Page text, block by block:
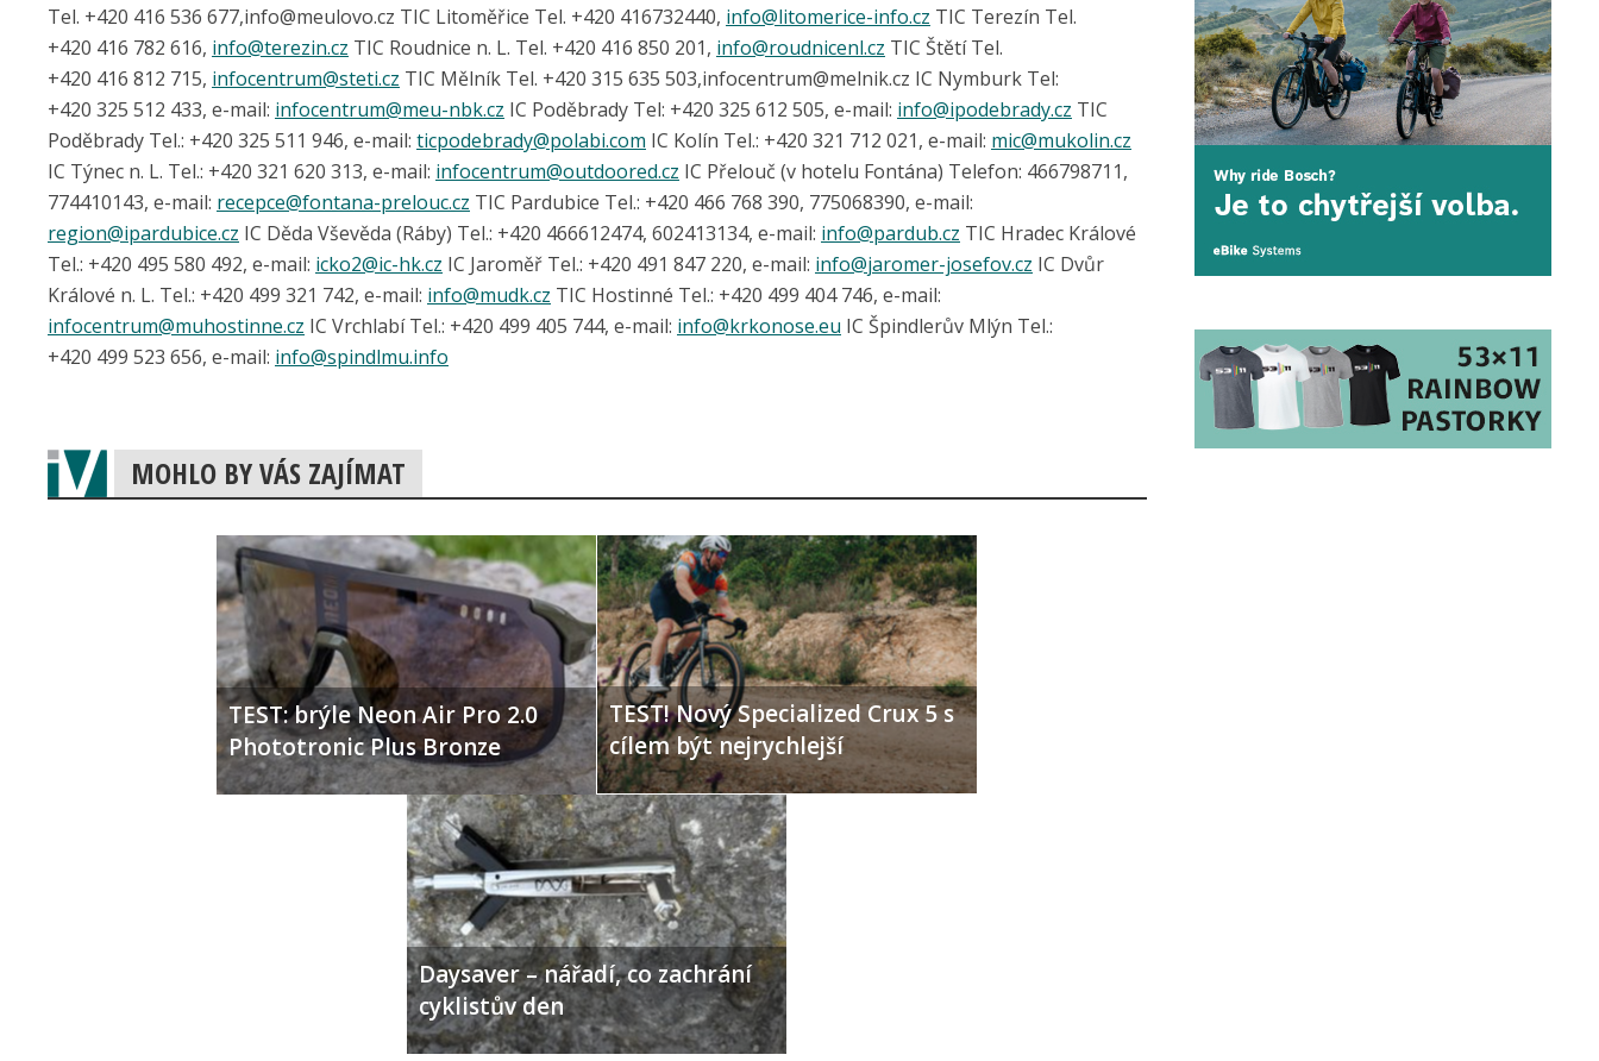
Tel. +420 416 536 6­77,info@meulo­vo.cz TIC Litoměřice Tel. +420 416732440, info@litomerice-info.cz TIC Terezín Tel.
+420 416 782 616, info@terezin.cz TIC Roudnice n. L. Tel. +420 416 850 201, info@roudnicenl.cz TIC Štětí Tel.
+420 416 812 715, infocentrum@steti.cz TIC Mělník Tel. +420 315 635 5­03,infocentrum@mel­nik.cz IC Nymburk Tel:
+420 325 512 433, e-mail: infocentrum@meu-nbk.cz IC Poděbrady Tel: +420 325 612 505, e-mail: info@ipodebrady.cz TIC
Poděbrady Tel.: +420 325 511 946, e-mail: ticpodebrady@polabi.com IC Kolín Tel.: +420 321 712 021, e-mail: mic@mukolin.cz
IC Týnec n. L. Tel.: +420 321 620 313, e-mail: infocentrum@outdoored.cz IC Přelouč (v hotelu Fontána) Telefon: 466798711,
774410143, e-mail: recepce@fontana-prelouc.cz TIC Pardubice Tel.: +420 466 768 390, 775068390, e-mail:
region@ipardubice.cz IC Děda Vševěda (Ráby) Tel.: +420 466612474, 602413134, e-mail: info@pardub.cz TIC Hradec Králové
Tel.: +420 495 580 492, e-mail: icko2@ic-hk.cz IC Jaroměř Tel.: +420 491 847 220, e-mail: info@jaromer-josefov.cz IC Dvůr
Králové n. L. Tel.: +420 499 321 742, e-mail: info@mudk.cz TIC Hostinné Tel.: +420 499 404 746, e-mail:
infocentrum@muhostinne.cz IC Vrchlabí Tel.: +420 499 405 744, e-mail: info@krkonose.eu IC Špindlerův Mlýn Tel.:
+420 499 523 656, e-mail: info@spindlmu.info
MOHLO BY VÁS ZAJÍMAT
TEST: brýle Neon Air Pro 2.0
Phototronic Plus Bronze
TEST! Nový Specialized Crux 5 s
cílem být nejrychlejší
Daysaver – nářadí, co zachrání
cyklistův den